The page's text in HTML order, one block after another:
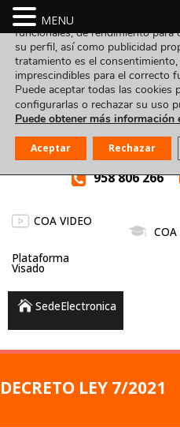
958 806 266
COA VIDEO
Plataforma
Visado
SedeElectronica
DECRETO LEY 7/2021
MENU
Utilizamos cookies propias y de
funcionales, de rendimiento para
su perfil, así como publicidad
tratamiento es el
imprescindibles para el correcto
Puede aceptar todas las cookies
configurarlas o rechazar su uso
Puede obtener más
Aceptar Rechazar